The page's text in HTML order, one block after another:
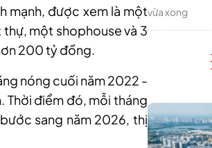
mạnh, được xem là một
một shophouse và 3
200 tỷ đồng.
nóng cuối năm 2022 -
Thời điểm đó, mỗi tháng
sang năm 2026, thị
vừa xong